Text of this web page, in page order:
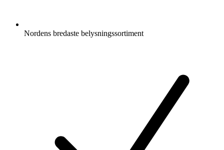
Nordens bredaste belysningssortiment